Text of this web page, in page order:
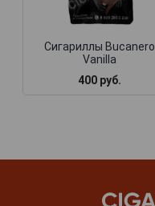
Сигариллы Bucanero
Vanilla
400 руб.